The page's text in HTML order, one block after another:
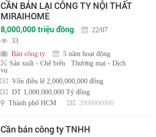
CẦN BÁN LẠI CÔNG TY NỘI THẤT
MIRAIHOME
8,000,000 triệu đồng
22/07
33
Bán công ty
5 năm hoạt động
Sản xuất - Chế biến
Thương mại - Dịch
vụ
Vốn điều lệ 2,000,000,000 đồng
DT 1,000,000,000 Tỷ đồng
Thành phố HCM
2000000000
Cần bán công ty TNHH